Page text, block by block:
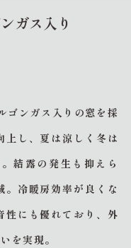
ガス入り
ンガス入りの窓を採
上し、夏は涼しく冬は
結露の発生も抑えら
。冷暖房効率が良くな
性にも優れており、外
を実現。